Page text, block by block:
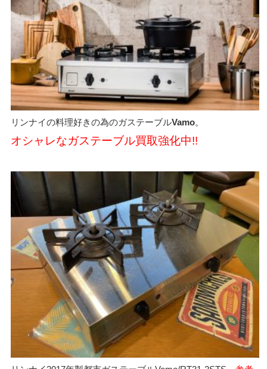
リンナイの料理好きの為のガステーブルVamo。
オシャレなガステーブル買取強化中!!